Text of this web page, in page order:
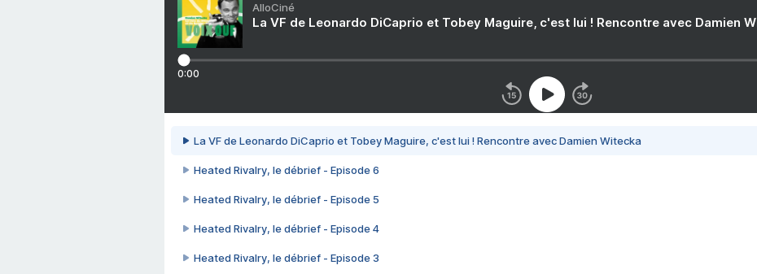
AlloCiné
La VF de Leonardo DiCaprio et Tobey Maguire, c'est lui ! Rencontre avec Damien
0:00
La VF de Leonardo DiCaprio et Tobey Maguire, c'est lui ! Rencontre avec Damien Witecka
Heated Rivalry, le débrief - Episode 6
Heated Rivalry, le débrief - Episode 5
Heated Rivalry, le débrief - Episode 4
Heated Rivalry, le débrief - Episode 3